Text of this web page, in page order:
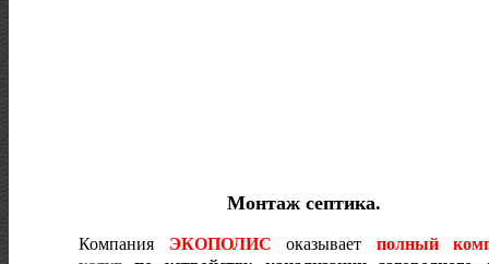
Монтаж септика.
Компания ЭКОПОЛИС оказывает полный